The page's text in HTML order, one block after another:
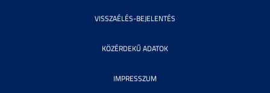
VISSZAÉLÉS-BEJELENTÉS
KÖZÉRDEKŰ ADATOK
IMPRESSZUM